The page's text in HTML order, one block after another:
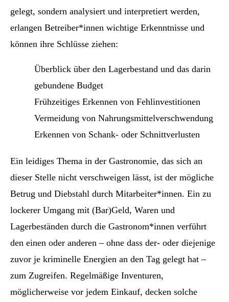
gelegt, sondern analysiert und interpretiert werden,
erlangen Betreiber*innen wichtige Erkenntnisse und
können ihre Schlüsse ziehen:
Überblick über den Lagerbestand und das darin
gebundene Budget
Frühzeitiges Erkennen von Fehlinvestitionen
Vermeidung von Nahrungsmittelverschwendung
Erkennen von Schank- oder Schnittverlusten
Ein leidiges Thema in der Gastronomie, das sich an
dieser Stelle nicht verschweigen lässt, ist der mögliche
Betrug und Diebstahl durch Mitarbeiter*innen. Ein zu
lockerer Umgang mit (Bar)Geld, Waren und
Lagerbeständen durch die Gastronom*innen verführt
den einen oder anderen – ohne dass der- oder diejenige
zuvor je kriminelle Energien an den Tag gelegt hat –
zum Zugreifen. Regelmäßige Inventuren,
möglicherweise vor jedem Einkauf, decken solche